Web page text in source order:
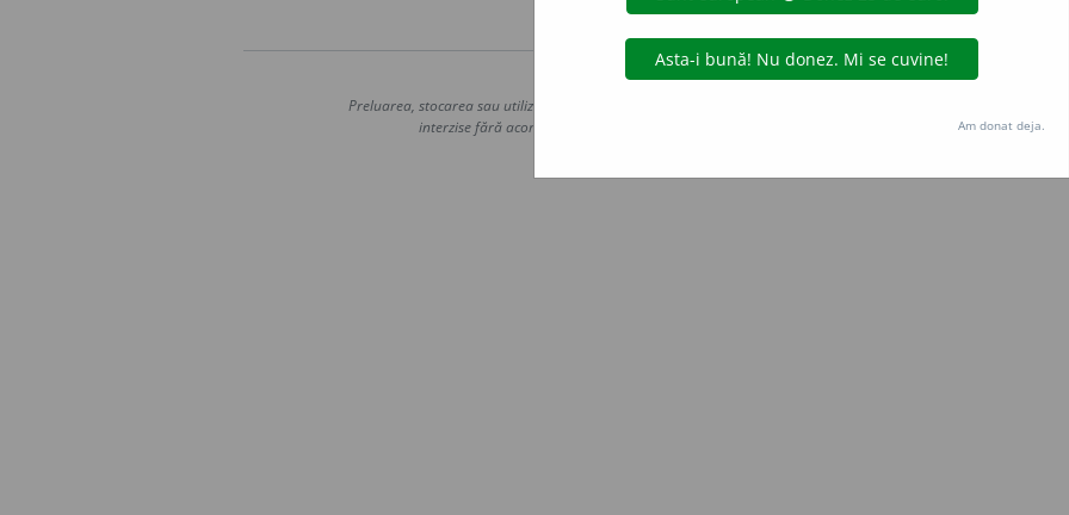
Copyright © 2004-2026 dexonline (https://dexonline.ro)
Preluarea, stocarea sau utilizarea datelor de pe acest site, inclusiv prin orice metode de extragere automată
interzise fără acordul nostru prealabil scris, cu excepția seturilor de date oferite oficial spre utilizare
Am donat deja.